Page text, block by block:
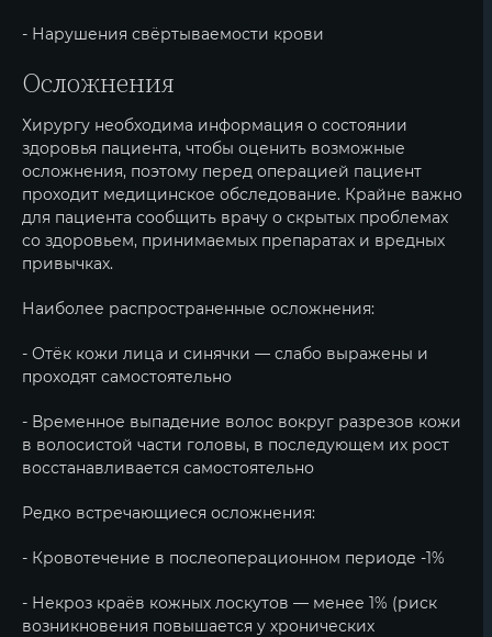
- Нарушения свёртываемости крови
Осложнения
Хирургу необходима информация о состоянии
здоровья пациента, чтобы оценить возможные
осложнения, поэтому перед операцией пациент
проходит медицинское обследование. Крайне важно
для пациента сообщить врачу о скрытых проблемах
со здоровьем, принимаемых препаратах и вредных
привычках.
Наиболее распространенные осложнения:
- Отёк кожи лица и синячки — слабо выражены и
проходят самостоятельно
- Временное выпадение волос вокруг разрезов кожи
в волосистой части головы, в последующем их рост
восстанавливается самостоятельно
Редко встречающиеся осложнения:
- Кровотечение в послеоперационном периоде -1%
- Некроз краёв кожных лоскутов — менее 1% (риск
возникновения повышается у хронических